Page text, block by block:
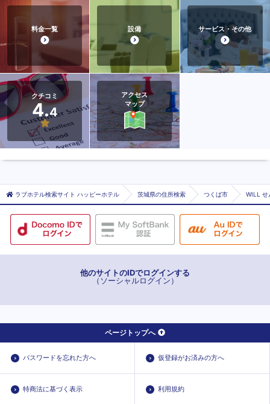
料金一覧 設備 サービス・その他
クチコミ
4.4
アクセス
マップ
ラブホテル検索サイト ハッピーホテル 茨城県の住所検索 つくば市 WILL せ
他のサイトのIDでログインする
（ソーシャルログイン）
ページトップへ
パスワードを忘れた方へ 仮登録がお済みの方へ
特商法に基づく表示 利用規約